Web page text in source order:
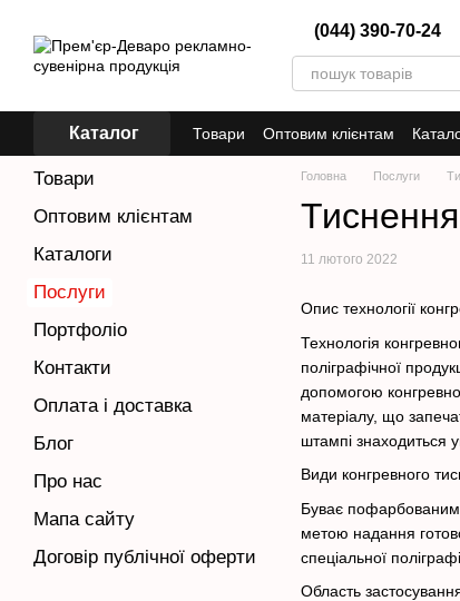
(044) 390-70-24
Каталог Товари Оптовим клієнтам
Головна Послуги
Тиснення
11 лютого 2022
Опис технології
Технологія
поліграфічної
допомогою
матеріалу, що
штампі знаходиться
Види конгревного
Буває пофарбованим
метою надання
спеціальної
Область
Товари
Оптовим клієнтам
Каталоги
Послуги
Портфоліо
Контакти
Оплата і доставка
Блог
Про нас
Мапа сайту
Договір публічної оферти